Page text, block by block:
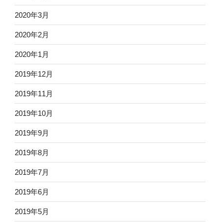
2020年3月
2020年2月
2020年1月
2019年12月
2019年11月
2019年10月
2019年9月
2019年8月
2019年7月
2019年6月
2019年5月